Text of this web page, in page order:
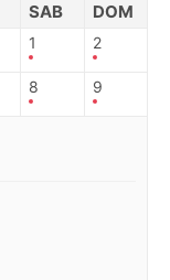
SAB DOM
1 2
8 9